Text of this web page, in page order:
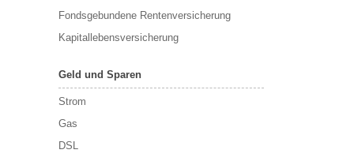
Fondsgebundene Rentenversicherung
Kapitallebensversicherung
Geld und Sparen
Strom
Gas
DSL